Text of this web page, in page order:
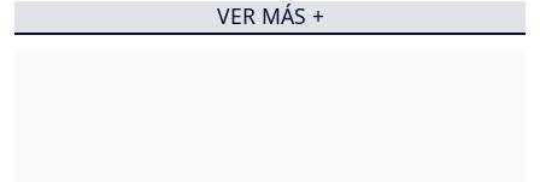
VER MÁS +